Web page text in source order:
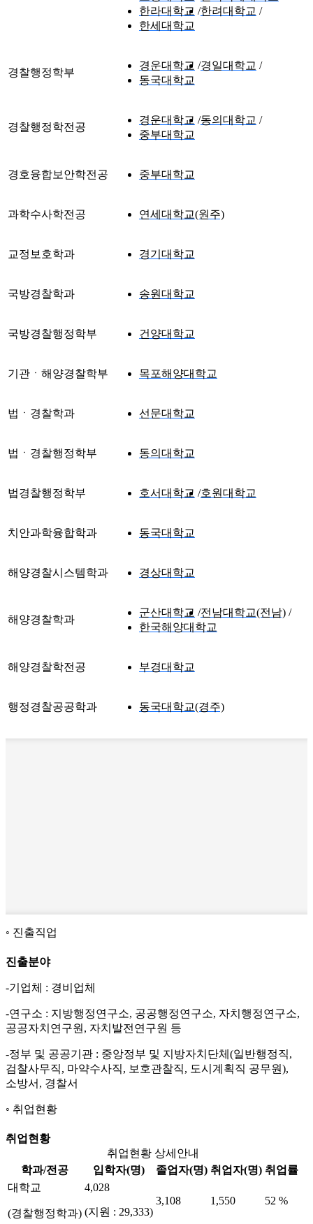
한라대학교 한려대학교
한세대학교
경찰행정학부
경운대학교 경일대학교
동국대학교
경찰행정학전공
경운대학교 동의대학교
중부대학교
경호융합보안학전공 중부대학교
과학수사학전공 연세대학교(원주)
교정보호학과 경기대학교
국방경찰학과 송원대학교
국방경찰행정학부 건양대학교
기관ㆍ해양경찰학부 목포해양대학교
법ㆍ경찰학과 선문대학교
법ㆍ경찰행정학부 동의대학교
법경찰행정학부 호서대학교 호원대학교
치안과학융합학과 동국대학교
해양경찰시스템학과 경상대학교
해양경찰학과
군산대학교 전남대학교(전남)
한국해양대학교
해양경찰학전공 부경대학교
행정경찰공공학과 동국대학교(경주)
진출직업
진출분야
-기업체 : 경비업체
-연구소 : 지방행정연구소, 공공행정연구소, 자치행정연구소,
공공자치연구원, 자치발전연구원 등
-정부 및 공공기관 : 중앙정부 및 지방자치단체(일반행정직,
검찰사무직, 마약수사직, 보호관찰직, 도시계획직 공무원),
소방서, 경찰서
취업현황
취업현황
취업현황 상세안내
학과/전공
입학자(명) 졸업자(명) 취업자(명) 취업률
대학교
(경찰행정학과)
4,028
(지원 : 29,333)
3,108 1,550 52 %